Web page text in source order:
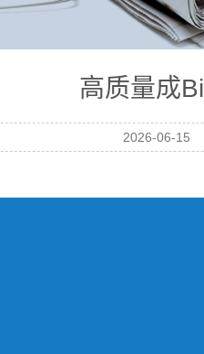
高质量成
2026-06-15